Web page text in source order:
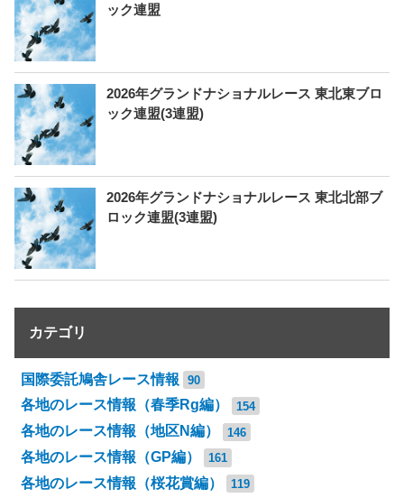
ック連盟
2026年グランドナショナルレース 東北東ブロ
ック連盟(3連盟)
2026年グランドナショナルレース 東北北部ブ
ロック連盟(3連盟)
カテゴリ
国際委託鳩舎レース情報 90
各地のレース情報（春季Rg編） 154
各地のレース情報（地区N編） 146
各地のレース情報（GP編） 161
各地のレース情報（桜花賞編） 119